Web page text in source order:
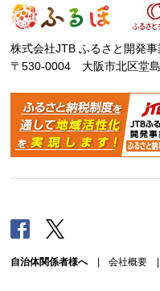
株式会社JTB ふるさと開発事
〒530-0004 大阪市北区堂
Facebook
自治体関係者様へ| 会社概要 |